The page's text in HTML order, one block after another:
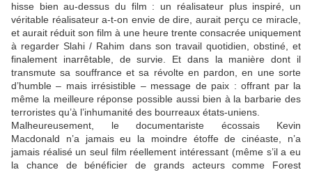
hisse bien au-dessus du film : un réalisateur plus inspiré, un
véritable réalisateur a-t-on envie de dire, aurait perçu ce miracle,
et aurait réduit son film à une heure trente consacrée uniquement
à regarder Slahi / Rahim dans son travail quotidien, obstiné, et
finalement inarrêtable, de survie. Et dans la manière dont il
transmute sa souffrance et sa révolte en pardon, en une sorte
d’humble – mais irrésistible – message de paix : offrant par la
même la meilleure réponse possible aussi bien à la barbarie des
terroristes qu’à l’inhumanité des bourreaux états-uniens.
Malheureusement, le documentariste écossais Kevin
Macdonald n’a jamais eu la moindre étoffe de cinéaste, n’a
jamais réalisé un seul film réellement intéressant (même s’il a eu
la chance de bénéficier de grands acteurs comme Forest